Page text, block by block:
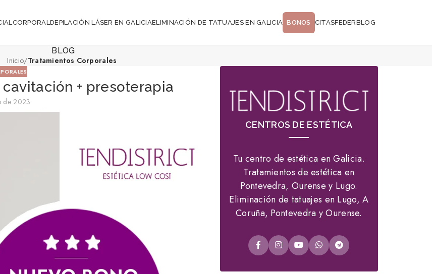
CORPORALDEPILACIÓN LÁSER EN GALICIAELIMINACIÓN DE TATUAJES EN GALICIA BONOS CITASFEDERBLOG
BLOG
Inicio/Tratamientos Corporales
+ presoterapia
de 2023
CENTROS DE ESTÉTICA
Tu centro de estética en Galicia.
Tratamientos de estética en
Pontevedra, Ourense y Lugo.
Eliminación de tatuajes en Lugo, A
Coruña, Pontevedra y Ourense.